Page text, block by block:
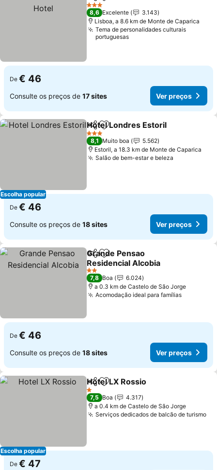
3 Estrelas
8,6 Excelente
3.143
Lisboa, a 8.6 km de Monte de Caparica
Tema de personalidades culturais
portuguesas
De € 46
Consulte os preços de 17 sites Ver preços
Escolha popular
PartilharAdicionar aos favoritos
Hotel Londres Estoril
3 Estrelas
8,1 Muito boa
5.562
Estoril, a 18.3 km de Monte de Caparica
Salão de bem-estar e beleza
De € 46
Consulte os preços de 18 sites Ver preços
PartilharAdicionar aos favoritos
Grande Pensao
Residencial Alcobia
Ver preços
2 Estrelas
7,8 Boa
6.024
a 0.3 km de Castelo de São Jorge
Acomodação ideal para famíliasVer
De € 46
Consulte os preços de 18 sites Ver preços
Escolha popular
PartilharAdicionar aos favoritos
Hotel LX Rossio
1 Estrelas
7,5 Boa
4.317
a 0.4 km de Castelo de São Jorge
Serviços dedicados de balcão de turismo
De € 47